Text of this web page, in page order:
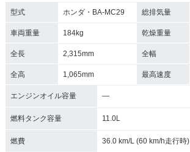
型式 ホンダ・BA-MC29 総排気量
車両重量 184kg 乾燥重量
全長 2,315mm 全幅
全高 1,065mm 最高速度
エンジンオイル容量 ―
燃料タンク容量 11.0L
燃費 36.0 km/L (60 km/h走行時)